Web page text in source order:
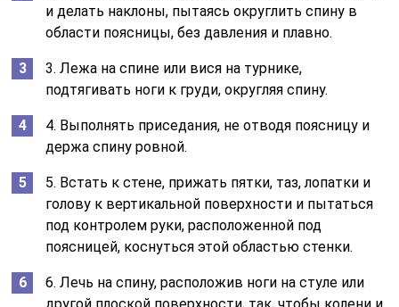
и делать наклоны, пытаясь округлить спину в
области поясницы, без давления и плавно.
3. Лежа на спине или вися на турнике,
подтягивать ноги к груди, округляя спину.
4. Выполнять приседания, не отводя поясницу и
держа спину ровной.
5. Встать к стене, прижать пятки, таз, лопатки и
голову к вертикальной поверхности и пытаться
под контролем руки, расположенной под
поясницей, коснуться этой областью стенки.
6. Лечь на спину, расположив ноги на стуле или